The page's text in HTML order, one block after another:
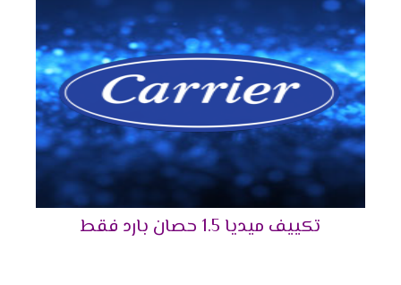
الفيروسات والجراثيم وأيضا تقوم بإزالة اى روائح
كريهة كما انها تقوم بتوزيع الهواء فى جميع انحاء
الغرفة .
فلاتر تنظيف الهواء
نوفر لكم أفضل فلاتر تعمل على تنظيف الهواء
الصادر من الخارج بشكل طبيعى وسهل كما أننا بنوفر
لكم مؤشر فى الجهاز يظهر لكم الوقت المناسب
ليقوم العميل بتنظيف الفلاتر من أى أتربة وأكثر ما
يميز تلك الفلاتر أنها سهلة التنظيف ويستطيع أى
تكييف ميديا 1.5 حصان بارد فقط